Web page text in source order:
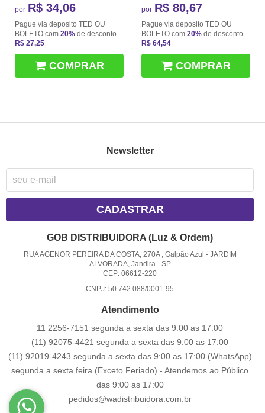
por R$ 34,06
Pague via deposito TED OU
BOLETO com 20% de desconto
R$ 27,25
COMPRAR
por R$ 80,67
Pague via deposito TED OU
BOLETO com 20% de desconto
R$ 64,54
COMPRAR
Newsletter
CADASTRAR
GOB DISTRIBUIDORA (Luz & Ordem)
RUA AGENOR PEREIRA DA COSTA, 270A , Galpão Azul - JARDIM
ALVORADA, Jandira - SP
CEP: 06612-220
CNPJ: 50.742.088/0001-95
Atendimento
11 2256-7151 segunda a sexta das 9:00 as 17:00
(11) 92075-4421 segunda a sexta das 9:00 as 17:00
(11) 92019-4243 segunda a sexta das 9:00 as 17:00 (WhatsApp)
segunda a sexta feira (Exceto Feriado) - Atendemos ao Público
das 9:00 as 17:00
pedidos@wadistribuidora.com.br